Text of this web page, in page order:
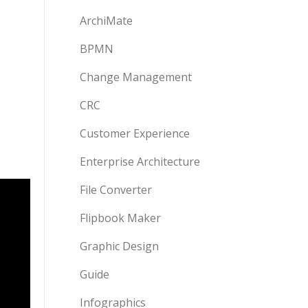
ArchiMate
BPMN
Change Management
CRC
Customer Experience
Enterprise Architecture
File Converter
Flipbook Maker
Graphic Design
Guide
Infographics